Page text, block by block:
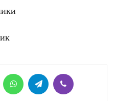
Pinterest WhatsAppTelegram